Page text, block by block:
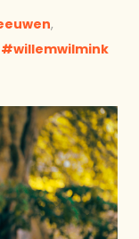
,
willemwilmink